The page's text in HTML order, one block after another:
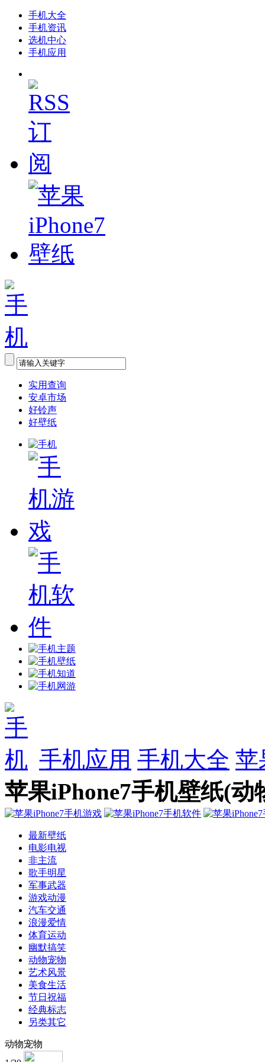
手机大全
手机资讯
选机中心
手机应用
实用查询
安卓市场
好铃声
好壁纸
手机应用 手机大全 苹
苹果iPhone7手机壁纸(动
最新壁纸
电影电视
非主流
歌手明星
军事武器
游戏动漫
汽车交通
浪漫爱情
体育运动
幽默搞笑
动物宠物
艺术风景
美食生活
节日祝福
经典标志
另类其它
动物宠物